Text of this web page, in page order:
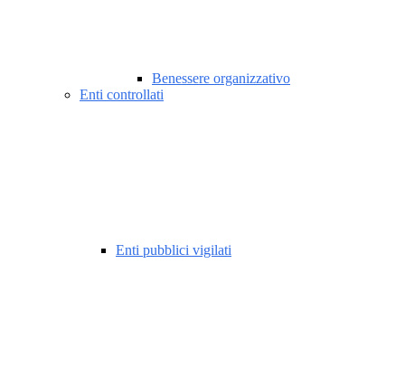
Benessere organizzativo
Enti controllati
Enti pubblici vigilati